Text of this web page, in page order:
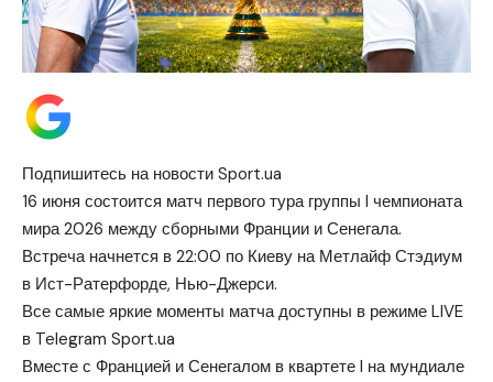
Подпишитесь на новости Sport.ua
16 июня состоится матч первого тура группы I чемпионата
мира 2026 между сборными Франции и Сенегала.
Встреча начнется в 22:00 по Киеву на Метлайф Стэдиум
в Ист-Ратерфорде, Нью-Джерси.
Все самые яркие моменты матча доступны в режиме LIVE
в Telegram Sport.ua
Вместе с Францией и Сенегалом в квартете I на мундиале